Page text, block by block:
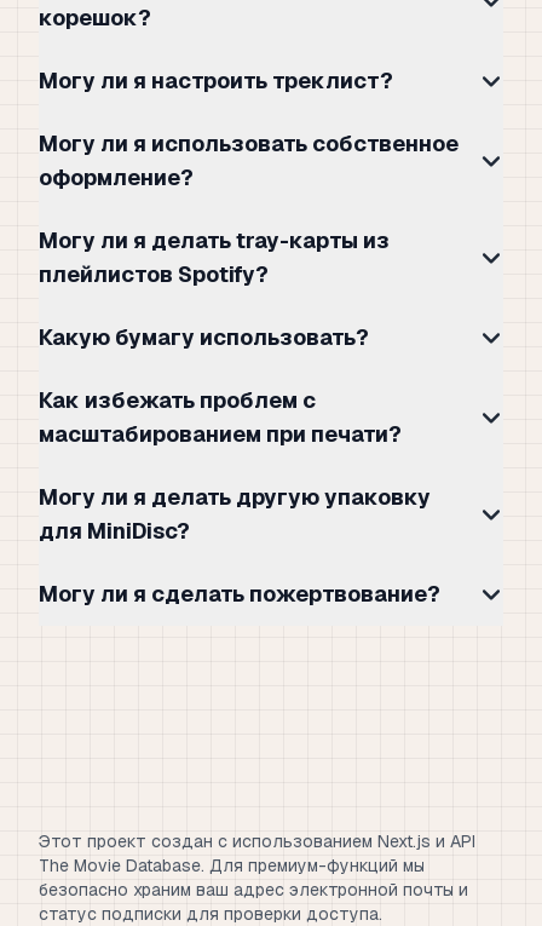
корешок?
Могу ли я настроить треклист?
Могу ли я использовать собственное
оформление?
Могу ли я делать tray-карты из
плейлистов Spotify?
Какую бумагу использовать?
Как избежать проблем с
масштабированием при печати?
Могу ли я делать другую упаковку
для MiniDisc?
Могу ли я сделать пожертвование?
Этот проект создан с использованием Next.js и API
The Movie Database. Для премиум-функций мы
безопасно храним ваш адрес электронной почты и
статус подписки для проверки доступа.